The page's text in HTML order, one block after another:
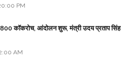
PM
कॉकरोच, आंदोलन शुरू, मंत्री उदय प्रताप सिंह
AM